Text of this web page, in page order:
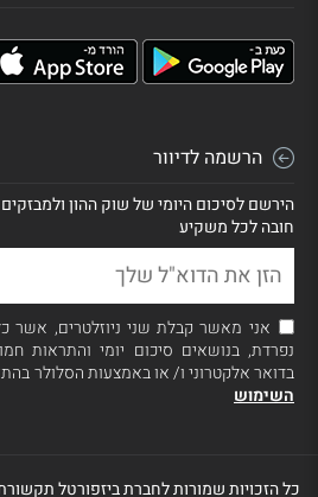
הרשמה לדיוור
הירשם לסיכום היומי של שוק ההון
חובה לכל משקיע
אני מאשר קבלת שני ניוזלטרים, אשר
נפרדת, בנושאים סיכום יומי והתראות
בדואר אלקטרוני ו/ או באמצעות הסלולר
השימוש
כל הזכויות שמורות לחברת ביזפורטל